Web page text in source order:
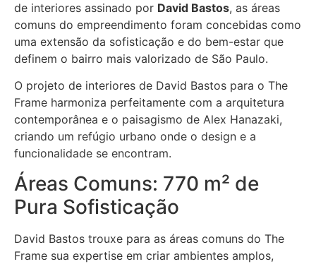
de interiores assinado por David Bastos, as áreas
comuns do empreendimento foram concebidas como
uma extensão da sofisticação e do bem-estar que
definem o bairro mais valorizado de São Paulo.
O projeto de interiores de David Bastos para o The
Frame harmoniza perfeitamente com a arquitetura
contemporânea e o paisagismo de Alex Hanazaki,
criando um refúgio urbano onde o design e a
funcionalidade se encontram.
Áreas Comuns: 770 m² de
Pura Sofisticação
David Bastos trouxe para as áreas comuns do The
Frame sua expertise em criar ambientes amplos,